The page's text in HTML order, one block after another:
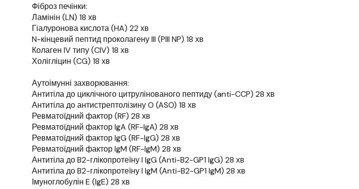
Фіброз печінки:
Ламінін (LN) 18 хв
Гіалуронова кислота (HA) 22 хв
N-кінцевий пептид проколагену III (PIII NP) 18 хв
Колаген IV типу (CIV) 18 хв
Холігліцин (CG) 18 хв
Аутоімунні захворювання:
Антитіла до циклічного цитрулінованого пептиду (anti-CCP) 28 хв
Антитіла до антистрептолізину O (ASO) 18 хв
Ревматоїдний фактор (RF) 28 хв
Ревматоїдний фактор lgA (RF-lgA) 28 хв
Ревматоїдний фактор lgG (RF-lgG) 28 хв
Ревматоїдний фактор lgM (RF-lgM) 28 хв
Антитіла до B2-глікопротеїну I IgG (Anti-B2-GP1 lgG) 28 хв
Антитіла до B2-глікопротеїну I IgM (Anti-B2-GP1 IgM) 28 хв
Імуноглобулін E (IgE) 28 хв